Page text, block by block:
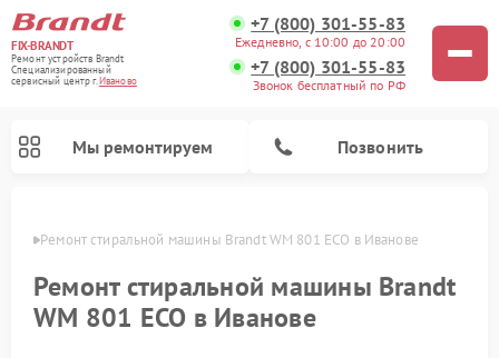
FIX-BRANDT
Ремонт устройств Brandt
Специализированный
cервисный центр г.Иваново
+7 (800) 301-55-83
Ежедневно, с 10:00 до 20:00
+7 (800) 301-55-83
Звонок бесплатный по РФ
Мы ремонтируем Позвонить
Ремонт стиральной машины Brandt WM 801 ECO в Иванове
Ремонт стиральной машины Brandt
WM 801 ECO в Иванове